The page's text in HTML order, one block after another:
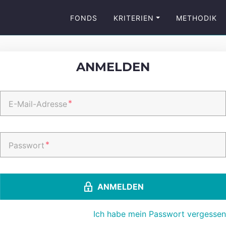
FONDS KRITERIEN METHODIK
ANMELDEN
E-Mail-Adresse*
Passwort *
ANMELDEN
Ich habe mein Passwort vergessen